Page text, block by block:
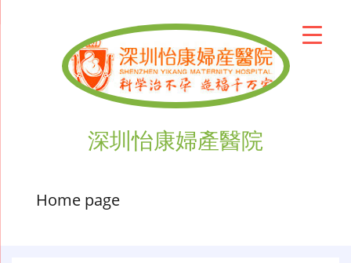
深圳怡康婦產醫院
Home page